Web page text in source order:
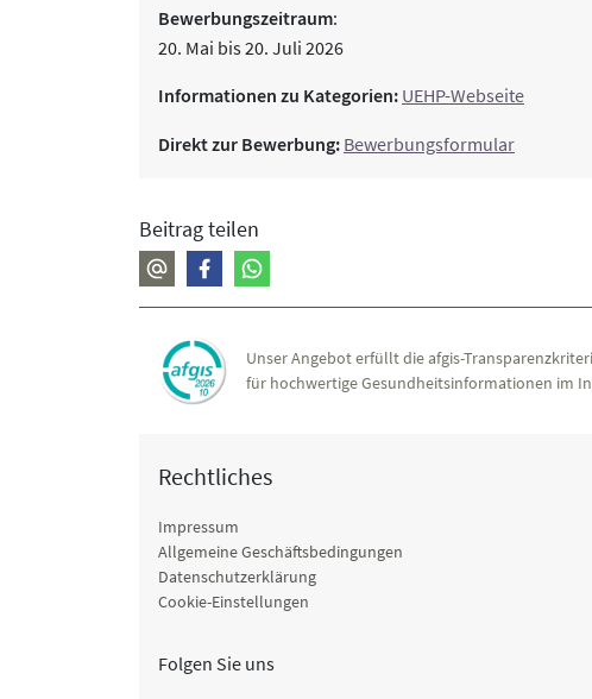
Bewerbungszeitraum:
20. Mai bis 20. Juli 2026
Informationen zu Kategorien: UEHP-Webseite
Direkt zur Bewerbung: Bewerbungsformular
Beitrag teilen
Unser Angebot erfüllt die afgis-
für hochwertige Gesundheitsinformationen im
Rechtliches
Impressum
Allgemeine Geschäftsbedingungen
Datenschutzerklärung
Cookie-Einstellungen
Folgen Sie uns